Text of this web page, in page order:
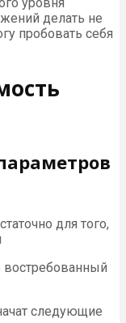
делать не
пробовать себя
для того,
востребованный
следующие